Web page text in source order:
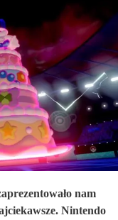
nam
Nintendo